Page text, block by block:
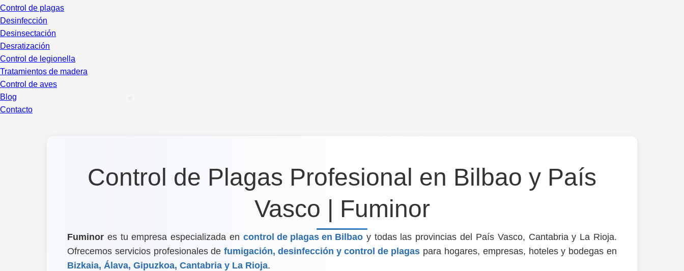
Control de plagas
Desinfección
Desinsectación
Desratización
Control de legionella
Tratamientos de madera
Control de aves
Blog
Contacto
Control de Plagas Profesional en Bilbao y País
Vasco | Fuminor
Fuminor es tu empresa especializada en control de plagas en Bilbaoy todas las provincias del País Vasco, Cantabria y La Rioja.
Ofrecemos servicios profesionales defumigación, desinfección y control de plagas para hogares, empresas, hoteles y bodegas en
Bizkaia, Álava, Gipuzkoa, Cantabria y La Rioja.